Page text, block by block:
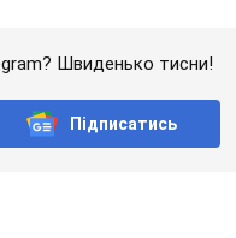
Швиденько тисни!
Підписатись